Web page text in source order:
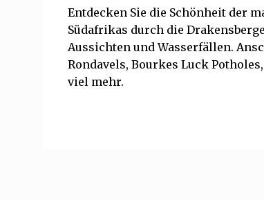
Entdecken Sie die Schönheit der
Südafrikas durch die
Aussichten und Wasserfällen.
Rondavels, Bourkes Luck
viel mehr.